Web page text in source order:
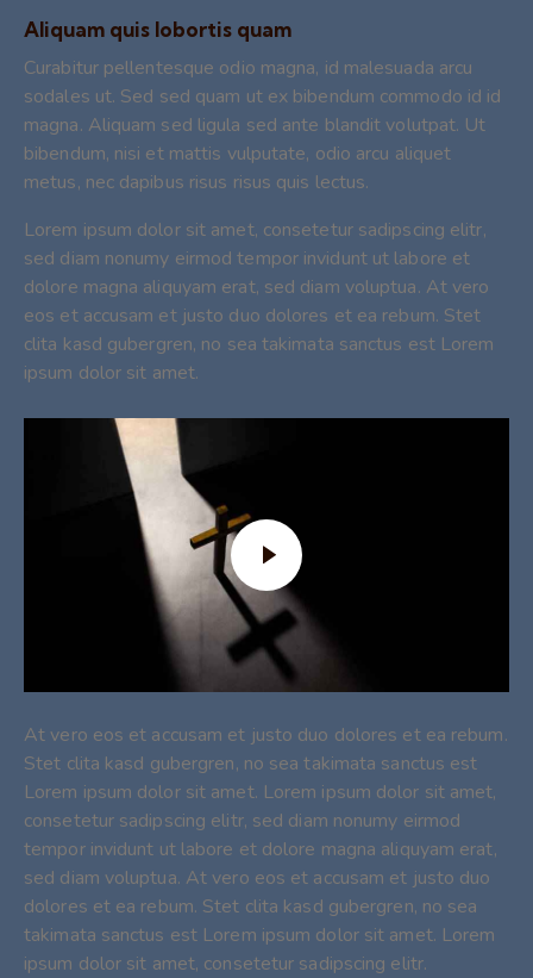
Aliquam quis lobortis quam
Curabitur pellentesque odio magna, id malesuada arcu
sodales ut. Sed sed quam ut ex bibendum commodo id id
magna. Aliquam sed ligula sed ante blandit volutpat. Ut
bibendum, nisi et mattis vulputate, odio arcu aliquet
metus, nec dapibus risus risus quis lectus.
Lorem ipsum dolor sit amet, consetetur sadipscing elitr,
sed diam nonumy eirmod tempor invidunt ut labore et
dolore magna aliquyam erat, sed diam voluptua. At vero
eos et accusam et justo duo dolores et ea rebum. Stet
clita kasd gubergren, no sea takimata sanctus est Lorem
ipsum dolor sit amet.
At vero eos et accusam et justo duo dolores et ea rebum.
Stet clita kasd gubergren, no sea takimata sanctus est
Lorem ipsum dolor sit amet. Lorem ipsum dolor sit amet,
consetetur sadipscing elitr, sed diam nonumy eirmod
tempor invidunt ut labore et dolore magna aliquyam erat,
sed diam voluptua. At vero eos et accusam et justo duo
dolores et ea rebum. Stet clita kasd gubergren, no sea
takimata sanctus est Lorem ipsum dolor sit amet. Lorem
ipsum dolor sit amet, consetetur sadipscing elitr.